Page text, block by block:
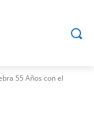
55 Años con el